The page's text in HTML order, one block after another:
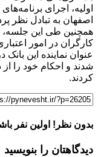
اولیه، اجرای
اصفهان به تبادل نظر
همچنین طی این جلسه،
کارگران در امور
عنوان نماینده این
شدند و احکام خود را
کردند.
بدون نظر! اولین نفر
دیدگاهتان را بنویسید